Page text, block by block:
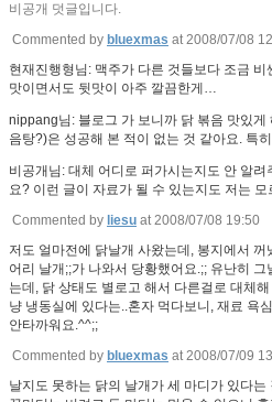
비공개 덧글입니다.
Commented by bluexmas at 2008/07/08
현재진행형님: 맥주가 다른 것들보다 조금
맛이면서도 뒷맛이 아주 깔끔한게…
nippang님: 블로그 가 보니까 닭 볶음 맛있게
음탕?)은 성공해 본 적이 없는 것 같아요. 특
비공개님: 대체 어디로 퍼가시는지도 안 알
요? 이런 글이 자료가 될 수 있는지도 저는
Commented by liesu at 2008/07/08 19:50
저도 얼마전에 닭날개 사왔는데, 봉지에서
어리 날개;;가 나와서 당황했어요.;; 유난히
는데, 닭 상태도 별로고 해서 다른걸로 대체
냥 냉동실에 있다는..혼자 먹다보니, 재료 욕
안타까워요.^^;;
Commented by bluexmas at 2008/07/09
날지도 못하는 닭의 날개가 세 마디가 있다